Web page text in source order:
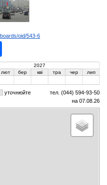
oid/543-6
2027
лют бер кві тра чер
лип
уточнюйте
тел. (044) 594-93-50
на 07.08.26